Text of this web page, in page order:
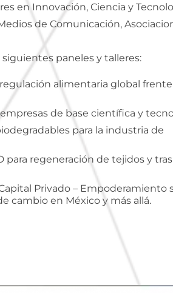
en Innovación, Ciencia y
de Comunicación,
paneles y talleres:
alimentaria global frente
de base científica y
para la industria de
para regeneración de tejidos y
Privado – Empoderamiento
cambio en México y más allá.